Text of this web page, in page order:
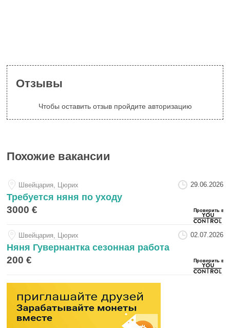
Отзывы
Чтобы оставить отзыв пройдите авторизацию
Похожие вакансии
Швейцария, Цюрих 29.06.2026
Требуется няня по уходу
3000 €
Швейцария, Цюрих 02.07.2026
Няня Гувернантка сезонная работа
200 €